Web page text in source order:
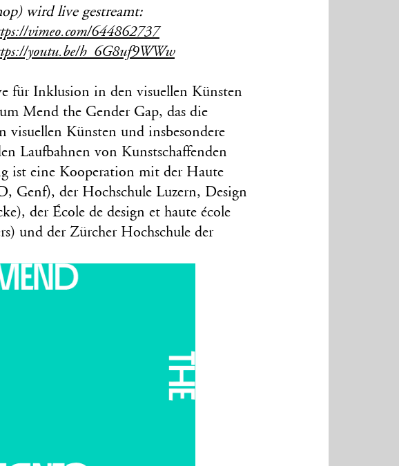
wird live gestreamt:
vimeo.com/644862737
youtu.be/h_6G8uf9WWw
für Inklusion in den visuellen Künsten
Mend the Gender Gap, das die
visuellen Künsten und insbesondere
Laufbahnen von Kunstschaffenden
ist eine Kooperation mit der Haute
Genf), der Hochschule Luzern, Design
der École de design et haute école
und der Zürcher Hochschule der